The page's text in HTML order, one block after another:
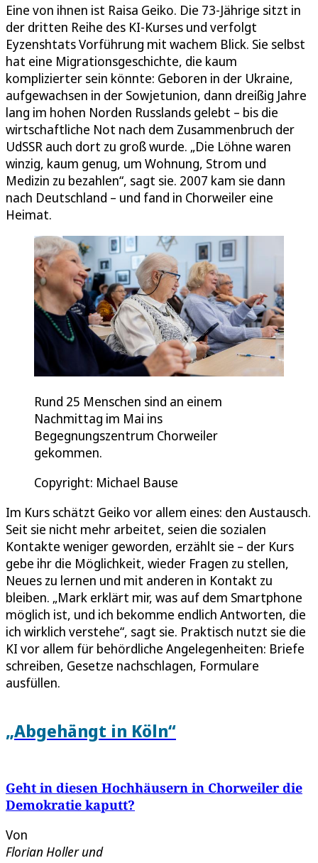
Eine von ihnen ist Raisa Geiko. Die 73-Jährige sitzt in
der dritten Reihe des KI-Kurses und verfolgt
Eyzenshtats Vorführung mit wachem Blick. Sie selbst
hat eine Migrationsgeschichte, die kaum
komplizierter sein könnte: Geboren in der Ukraine,
aufgewachsen in der Sowjetunion, dann dreißig Jahre
lang im hohen Norden Russlands gelebt – bis die
wirtschaftliche Not nach dem Zusammenbruch der
UdSSR auch dort zu groß wurde. „Die Löhne waren
winzig, kaum genug, um Wohnung, Strom und
Medizin zu bezahlen“, sagt sie. 2007 kam sie dann
nach Deutschland – und fand in Chorweiler eine
Heimat.
Rund 25 Menschen sind an einem
Nachmittag im Mai ins
Begegnungszentrum Chorweiler
gekommen.
Copyright: Michael Bause
Im Kurs schätzt Geiko vor allem eines: den Austausch.
Seit sie nicht mehr arbeitet, seien die sozialen
Kontakte weniger geworden, erzählt sie – der Kurs
gebe ihr die Möglichkeit, wieder Fragen zu stellen,
Neues zu lernen und mit anderen in Kontakt zu
bleiben. „Mark erklärt mir, was auf dem Smartphone
möglich ist, und ich bekomme endlich Antworten, die
ich wirklich verstehe“, sagt sie. Praktisch nutzt sie die
KI vor allem für behördliche Angelegenheiten: Briefe
schreiben, Gesetze nachschlagen, Formulare
ausfüllen.
„Abgehängt in Köln“
Geht in diesen Hochhäusern in Chorweiler die
Demokratie kaputt?
Von
Florian Hollerund